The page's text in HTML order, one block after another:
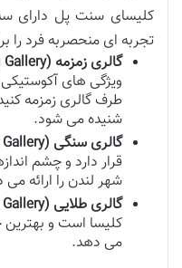
کلیسای سنت پل دارای
تجربه ای منحصربه فرد را
گالری زمزمه (Whispering Gallery):
ویژگی های
طرف گالری زمزمه
شنیده می شود.
گالری سنگی (Stone Gallery):
قرار دارد و چشم
شهر لندن را ارائه
گالری طلایی (Golden Gallery):
کلیسا است و بهترین
می دهد.